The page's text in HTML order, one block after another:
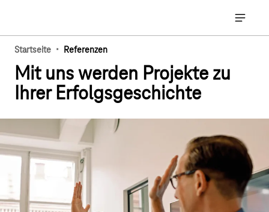
Startseite · Referenzen
Mit uns werden Projekte zu
Ihrer Erfolgsgeschichte